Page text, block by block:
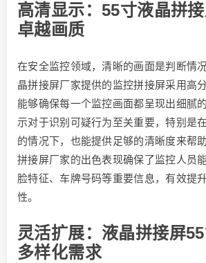
高清显示：55寸液晶拼
卓越画质
在安全监控领域，清晰的画面是判断情
晶拼接屏厂家提供的监控拼接屏采用高
能够确保每一个监控画面都呈现出细腻
示对于识别可疑行为至关重要，特别是
的情况下，也能提供足够的清晰度来帮
拼接屏厂家的出色表现确保了监控人员
脸特征、车牌号码等重要信息，有效提
性。
灵活扩展：液晶拼接屏
多样化需求